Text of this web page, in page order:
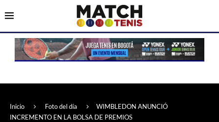
Inicio Foto del día
WIMBLEDON ANUNCIÓ
INCREMENTO EN LA BOLSA DE PREMIOS